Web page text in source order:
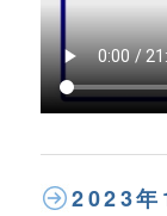
2023